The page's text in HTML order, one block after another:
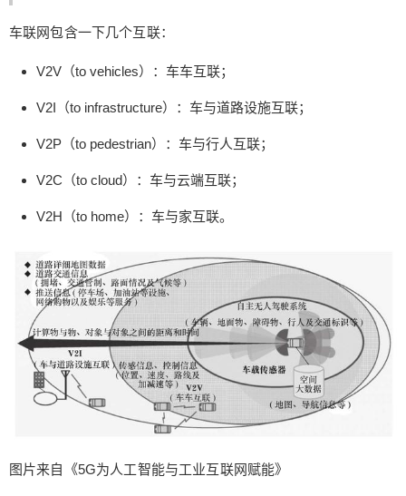
车联网包含一下几个互联：
V2V（to vehicles）：车车互联；
V2I（to infrastructure）：车与道路设施互联；
V2P（to pedestrian）：车与行人互联；
V2C（to cloud）：车与云端互联；
V2H（to home）：车与家互联。
图片来自《5G为人工智能与工业互联网赋能》